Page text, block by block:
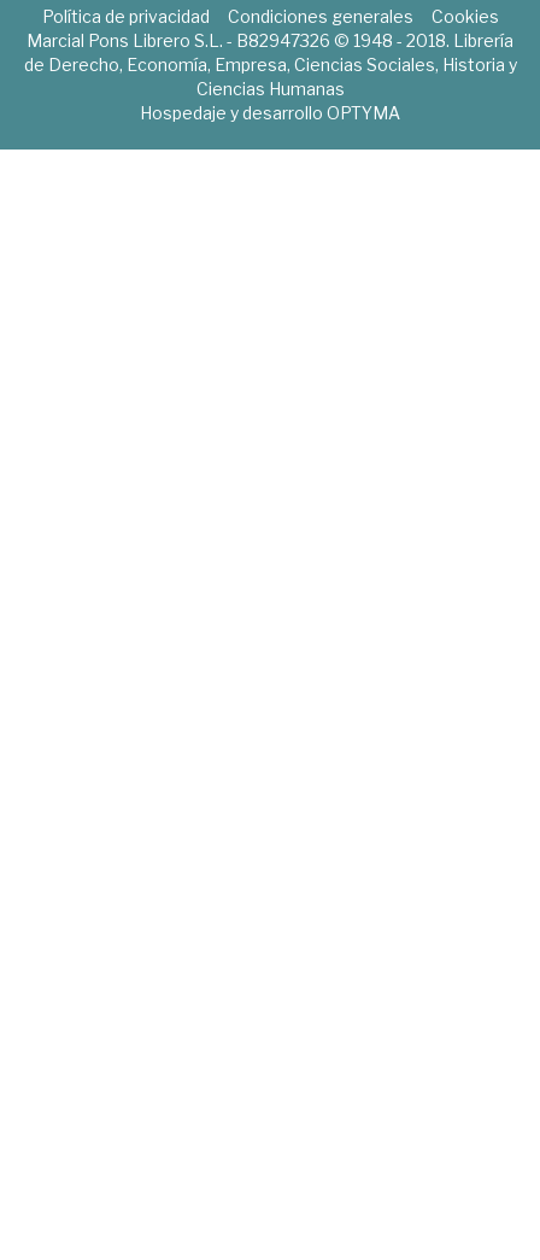
Política de privacidad Condiciones generales
Cookies
Marcial Pons Librero S.L. - B82947326 © 1948 - 2018. Librería
de Derecho, Economía, Empresa, Ciencias Sociales, Historia y
Ciencias Humanas
Hospedaje y desarrollo OPTYMA